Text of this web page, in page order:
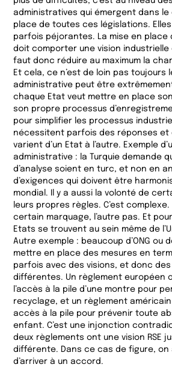
administratives qui émergent dans le
place de toutes ces législations.
parfois péjorantes. La mise en place
doit comporter une vision industrielle
faut donc réduire au maximum la
Et cela, ce n’est de loin pas toujours
administrative peut être
chaque Etat veut mettre en place
son propre processus
pour simplifier les processus
nécessitent parfois des réponses et
varient d’un Etat à l’autre. Exemple
administrative : la Turquie demande
d’analyse soient en turc, et non en
d’exigences qui doivent être
mondial. Il y a aussi la volonté de
leurs propres règles. C’est
certain marquage, l’autre pas. Et
Etats se trouvent au sein même de
Autre exemple : beaucoup d’ONG ou
mettre en place des mesures en
parfois avec des visions, et donc
différentes. Un règlement européen
l’accès à la pile d’une montre pour
recyclage, et un règlement
accès à la pile pour prévenir toute
enfant. C’est une injonction
deux règlements ont une vision RSE
différente. Dans ce cas de figure, on
d’arriver à un accord.